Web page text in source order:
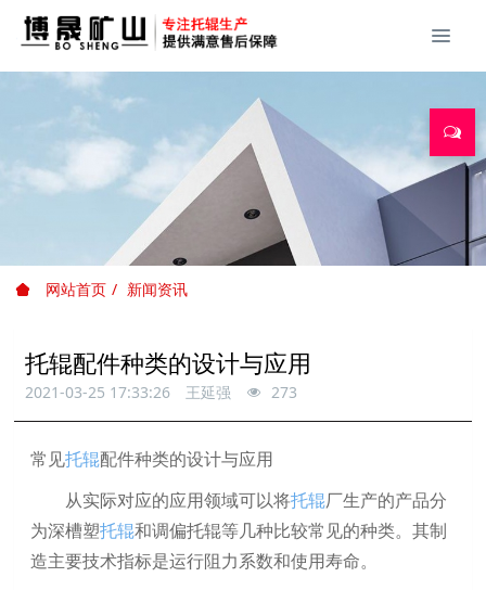
网站首页 新闻资讯
托辊配件种类的设计与应用
2021-03-25 17:33:26 王延强 273
常见托辊配件种类的设计与应用
从实际对应的应用领域可以将托辊厂生产的产品分
为深槽塑托辊和调偏托辊等几种比较常见的种类。其制
造主要技术指标是运行阻力系数和使用寿命。